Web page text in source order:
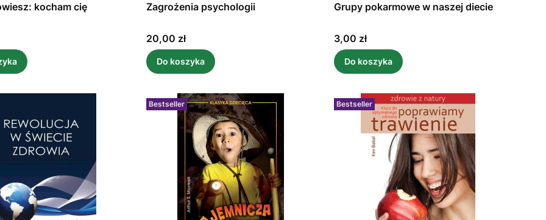
kocham cię Zagrożenia psychologii
Cena
20,00 zł
Do koszyka
Grupy pokarmowe w naszej diecie
Cena
3,00 zł
Do koszyka
Bestseller Bestseller